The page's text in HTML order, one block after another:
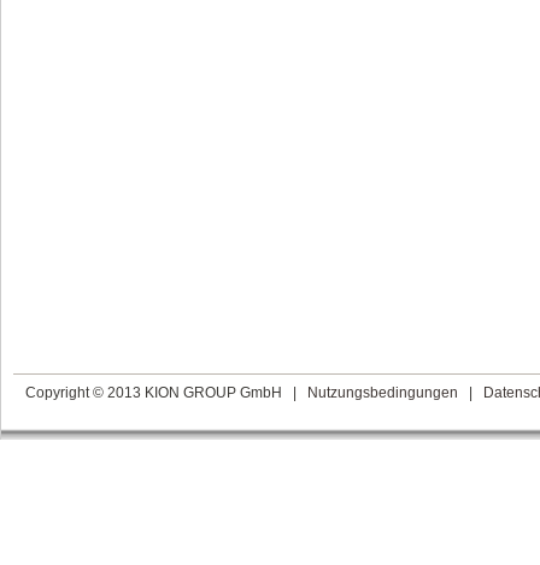
Copyright © 2013 KION GROUP GmbH Nutzungsbedingungen